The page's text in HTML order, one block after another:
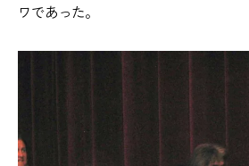
ワであった。